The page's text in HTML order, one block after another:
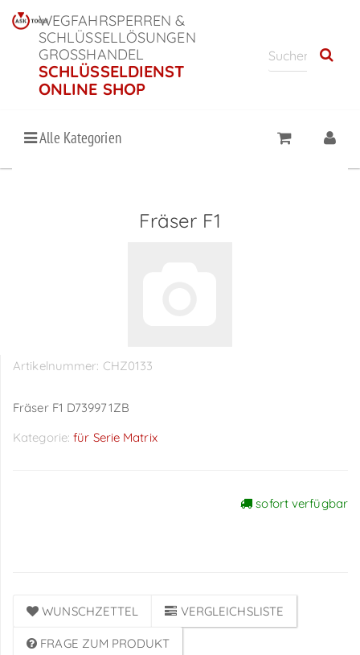
WEGFAHRSPERREN &
SCHLÜSSELLÖSUNGEN
GROSSHANDEL
SCHLÜSSELDIENST
ONLINE SHOP
Alle Kategorien
Fräser F1
Artikelnummer: CHZ0133
Fräser F1 D739971ZB
Kategorie:für Serie Matrix
sofort verfügbar
WUNSCHZETTEL VERGLEICHSLISTE
FRAGE ZUM PRODUKT